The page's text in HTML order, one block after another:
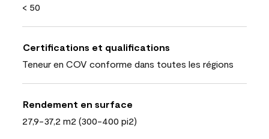
< 50
Certifications et qualifications
Teneur en COV conforme dans toutes les régions
Rendement en surface
27,9-37,2 m2 (300-400 pi2)